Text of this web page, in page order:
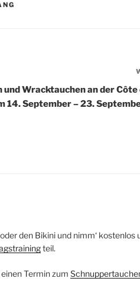
Wracktauchen an der Côte
14. September – 23.
den Bikini und nimm‘ kostenlos
teil.
Termin zum